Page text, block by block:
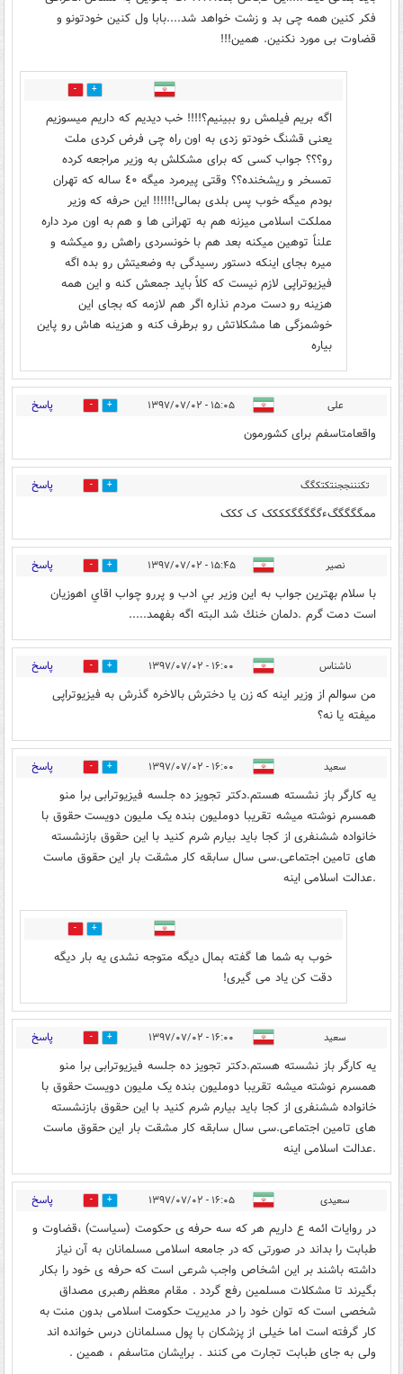
فکر کنین همه چی بد و زشت خواهد شد....بابا ول کنین خودتونو و
قضاوت بی مورد نکنین. همین!!!
33
اگه بريم فيلمش رو ببينيم؟!!!! خب ديديم كه داريم ميسوزيم
يعنى قشنگ خودتو زدى به اون راه چى فرض كردى ملت
رو؟؟؟ جواب كسى كه براى مشكلش به وزير مراجعه كرده
تمسخر و ريشخنده؟؟ وقتى پيرمرد ميگه ٤٠ ساله كه تهران
بودم ميگه خوب پس بلدى بمالى!!!!!! اين حرفه كه وزير
مملكت اسلامى ميزنه هم به تهرانى ها و هم به اون مرد داره
علناً توهين ميكنه بعد هم با خونسردى راهش رو ميكشه و
ميره بجاى اينكه دستور رسيدگى به وضعيتش رو بده اگه
فيزيوتراپى لازم نيست كه كلاً بايد جمعش كنه و اين همه
هزينه رو دست مردم نذاره اگر هم لازمه كه بجاى اين
خوشمزگى ها مشكلاتش رو برطرف كنه و هزينه هاش رو پاين
بياره
علی ۱۵:۰۵ - ۱۳۹۷/۰۷/۰۲ 34 پاسخ
واقعامتاسفم برای کشورمون
تکنننججنتکتکگگ
کنککک ک
0 پاسخ
ممگگگگگءگگگگگکککک ک ککک
نصير ۱۵:۴۵ - ۱۳۹۷/۰۷/۰۲ 7 پاسخ
با سلام بهترين جواب به اين وزير بي ادب و پررو چواب اقاي اهوزيان
است دمت گرم .دلمان خنك شد البته اگه بفهمد.....
ناشناس ۱۶:۰۰ - ۱۳۹۷/۰۷/۰۲ 9 پاسخ
من سوالم از وزیر اینه که زن یا دخترش بالاخره گذرش به فیزیوتراپی
میفته یا نه؟
سعید ۱۶:۰۰ - ۱۳۹۷/۰۷/۰۲ 6 پاسخ
یه کارگر باز نشسته هستم.دکتر تجویز ده جلسه فیزیوترابی برا منو
همسرم نوشته میشه تقریبا دوملیون بنده یک ملیون دویست حقوق با
خانواده ششنفری از کجا باید بیارم شرم کنید با این حقوق بازنشسته
های تامین اجتماعی.سی سال سابقه کار مشقت بار این حقوق ماست
.عدالت اسلامی اینه
0
خوب به شما ها گفته بمال دیگه متوجه نشدی یه بار دیگه
دقت کن یاد می گیری!
سعید ۱۶:۰۰ - ۱۳۹۷/۰۷/۰۲ 0 پاسخ
یه کارگر باز نشسته هستم.دکتر تجویز ده جلسه فیزیوترابی برا منو
همسرم نوشته میشه تقریبا دوملیون بنده یک ملیون دویست حقوق با
خانواده ششنفری از کجا باید بیارم شرم کنید با این حقوق بازنشسته
های تامین اجتماعی.سی سال سابقه کار مشقت بار این حقوق ماست
.عدالت اسلامی اینه
سعیدی ۱۶:۰۵ - ۱۳۹۷/۰۷/۰۲ 9 پاسخ
در روایات ائمه ع داریم هر که سه حرفه ی حکومت (سیاست) ،قضاوت و
طبابت را بداند در صورتی که در جامعه اسلامی مسلمانان به آن نیاز
داشته باشند بر این اشخاص واجب شرعی است که حرفه ی خود را بکار
بگیرند تا مشکلات مسلمین رفع گردد . مقام معظم رهبری مصداق
شخصی است که توان خود را در مدیریت حکومت اسلامی بدون منت به
کار گرفته است اما خیلی از پزشکان با پول مسلمانان درس خوانده اند
ولی به جای طبابت تجارت می کنند . برایشان متاسفم ، همین .